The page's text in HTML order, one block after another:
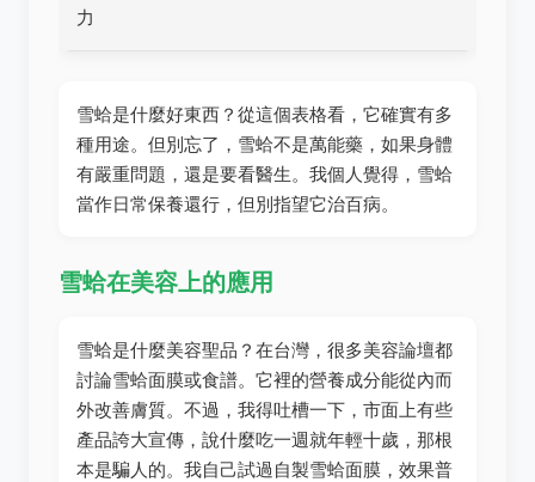
力
雪蛤是什麼好東西？從這個表格看，它確實有多
種用途。但別忘了，雪蛤不是萬能藥，如果身體
有嚴重問題，還是要看醫生。我個人覺得，雪蛤
當作日常保養還行，但別指望它治百病。
雪蛤在美容上的應用
雪蛤是什麼美容聖品？在台灣，很多美容論壇都
討論雪蛤面膜或食譜。它裡的營養成分能從內而
外改善膚質。不過，我得吐槽一下，市面上有些
產品誇大宣傳，說什麼吃一週就年輕十歲，那根
本是騙人的。我自己試過自製雪蛤面膜，效果普